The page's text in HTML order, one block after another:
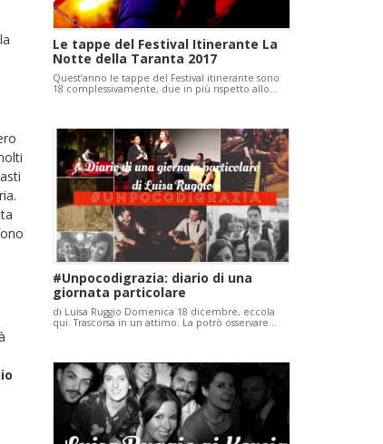
Le tappe del Festival Itinerante La
Notte della Taranta 2017
Quest’anno le tappe del Festival itinerante sono
18 complessivamente, due in più rispetto allo…
#Unpocodigrazia: diario di una
giornata particolare
di Luisa Ruggio Domenica 18 dicembre, eccola
qui. Trascorsa in un attimo. La potrò osservare…